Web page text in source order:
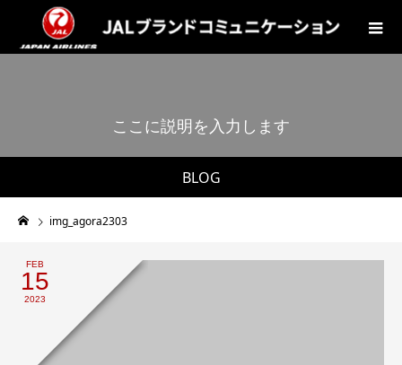
BLOG
ここに説明を入力し ます。
img_agora2303
FEB
15
2023